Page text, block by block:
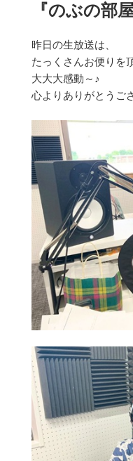
『のぶの部
昨日の生放送は、
たっくさんお便りを
大大大感動～♪
心よりありがとうご